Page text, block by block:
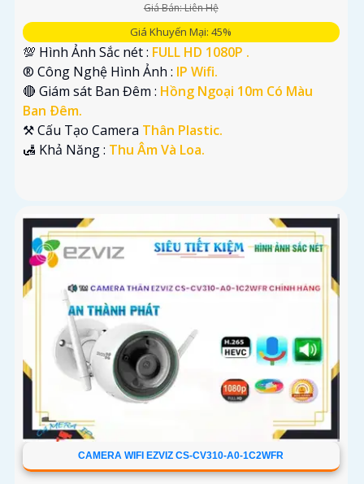
Giá Bán: Liên Hệ
Giá Khuyến Mại: 45%
💯 Hình Ảnh Sắc nét : FULL HD 1080P .
®️ Công Nghệ Hình Ảnh : IP Wifi.
🔴 Giám sát Ban Đêm : Hồng Ngoại 10m Có Màu
Ban Ðêm.
⚒ Cấu Tạo Camera Thân Plastic.
️🛃 Khả Năng : Thu Âm Và Loa.
CAMERA WIFI EZVIZ CS-CV310-A0-1C2WFR